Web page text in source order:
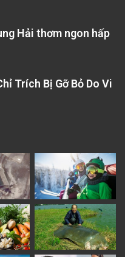
Hải thơm ngon hấp
Trích Bị Gỡ Bỏ Do Vi